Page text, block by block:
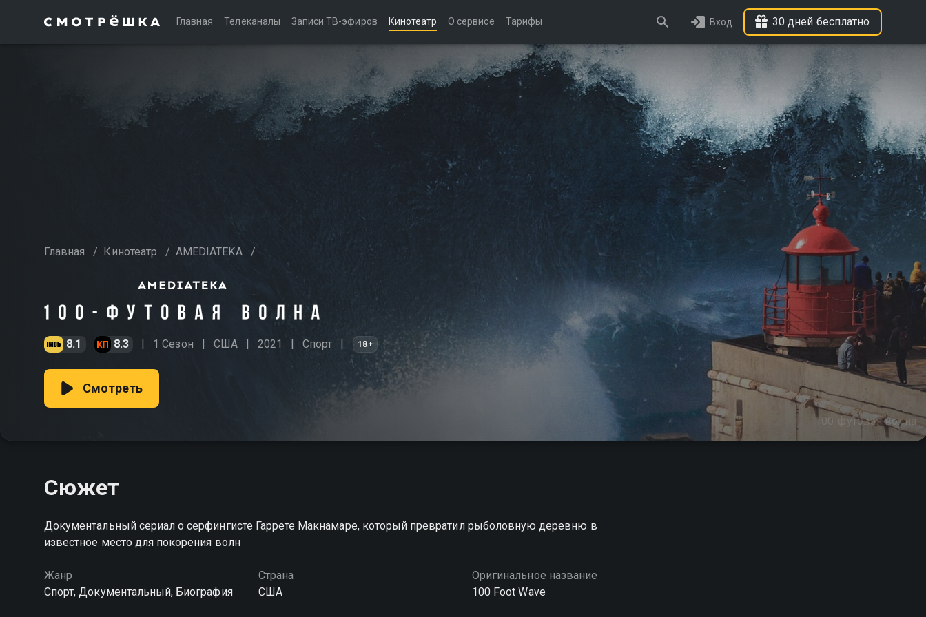
Главная Телеканалы Записи ТВ-эфиров Кинотеатр О сервисе Тарифы Вход 30 дней бесплатно
Главная / Кинотеатр / AMEDIATEKA /
8.1 8.3 1 Сезон США 2021 Спорт 18+
100-футовая волна
Смотреть
Сюжет
Документальный сериал о серфингисте Гаррете Макнамаре, который превратил рыболовную деревню в
известное место для покорения волн
Жанр
Спорт, Документальный, Биография
Страна
США
Оригинальное название
100 Foot Wave